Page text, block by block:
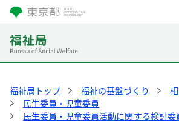
福祉局トップ 福祉の基盤づくり
民生委員・児童委員
民生委員・児童委員活動に関する検討委